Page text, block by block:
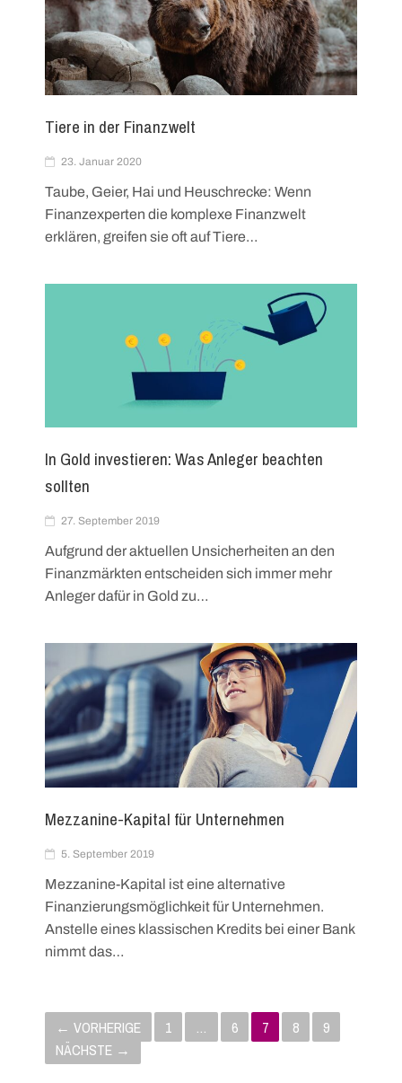
Tiere in der Finanzwelt
23. Januar 2020
Taube, Geier, Hai und Heuschrecke: Wenn
Finanzexperten die komplexe Finanzwelt
erklären, greifen sie oft auf Tiere…
In Gold investieren: Was Anleger beachten
sollten
27. September 2019
Aufgrund der aktuellen Unsicherheiten an den
Finanzmärkten entscheiden sich immer mehr
Anleger dafür in Gold zu…
Mezzanine-Kapital für Unternehmen
5. September 2019
Mezzanine-Kapital ist eine alternative
Finanzierungsmöglichkeit für Unternehmen.
Anstelle eines klassischen Kredits bei einer Bank
nimmt das…
P
o
← VORHERIGE 1 … 6 7 8
9
NÄCHSTE →